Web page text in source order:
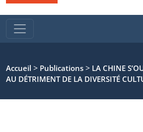
Accueil > Publications > LA CHINE
AU DÉTRIMENT DE LA DIVERSITÉ